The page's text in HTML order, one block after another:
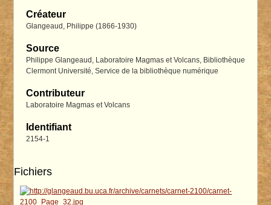
Créateur
Glangeaud, Philippe (1866-1930)
Source
Philippe Glangeaud, Laboratoire Magmas et Volcans, Bibliothèque
Clermont Université, Service de la bibliothèque numérique
Contributeur
Laboratoire Magmas et Volcans
Identifiant
2154-1
Fichiers